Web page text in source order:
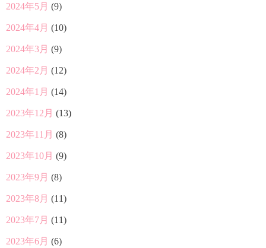
2024年5月 (9)
2024年4月 (10)
2024年3月 (9)
2024年2月 (12)
2024年1月 (14)
2023年12月 (13)
2023年11月 (8)
2023年10月 (9)
2023年9月 (8)
2023年8月 (11)
2023年7月 (11)
2023年6月 (6)